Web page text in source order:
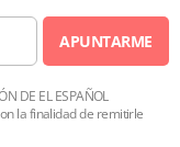
APUNTARME
DE EL ESPAÑOL
la finalidad de remitirle